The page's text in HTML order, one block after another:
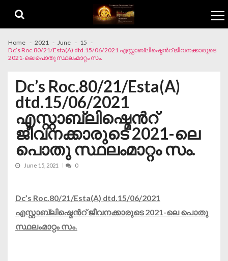
Home 2021 June
15
Dc’s Roc.80/21/Esta(A) dtd.15/06/2021 എസ്റ്റാബ്ലിഷ്മെൻറ് ജീവനക്കാരുടെ
2021-ലെ പൊതു സ്ഥലംമാറ്റം സം.
Dc’s Roc.80/21/Esta(A)
dtd.15/06/2021
എസ്റ്റാബ്ലിഷ്മെൻറ്
ജീവനക്കാരുടെ 2021-ലെ
പൊതു സ്ഥലംമാറ്റം സം.
June 15, 2021 0
Dc’s Roc.80/21/Esta(A) dtd.15/06/2021
എസ്റ്റാബ്ലിഷ്മെൻറ് ജീവനക്കാരുടെ 2021-ലെ പൊതു
സ്ഥലംമാറ്റം സം.